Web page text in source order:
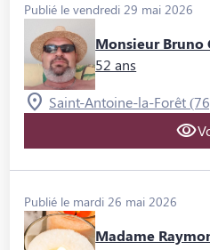
Publié le vendredi 29 mai 2026
Monsieur Bruno
52 ans
Saint-Antoine-la-Forêt
Publié le mardi 26 mai 2026
Madame